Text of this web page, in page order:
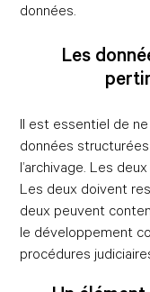
données.
Les
Il est essentiel de
données
l’archivage. Les
Les deux doivent
deux peuvent
le développement
procédures